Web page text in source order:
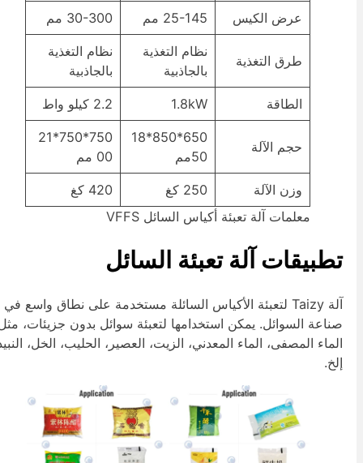
عرض الكيس 25-145 مم 30-300 مم
طرق التغذية
نظام التغذية
بالجاذبية
نظام التغذية
بالجاذبية
الطاقة 1.8kW
حجم الآلة
650*850*18
750*750*21
وزن الآلة 250 كغ
420 كغ
معلمات آلة تعبئة أكياس السائل VFFS
تطبيقات آلة تعبئة السائل
آلة Taizy لتعبئة الأكياس السائلة مستخدمة على نطاق واسع في
صناعة السوائل. يمكن استخدامها لتعبئة سوائل بدون جزيئات، مثل
الماء المصفى، الماء المعدني، الزيت، العصير، الحليب، الخل، النبيذ،